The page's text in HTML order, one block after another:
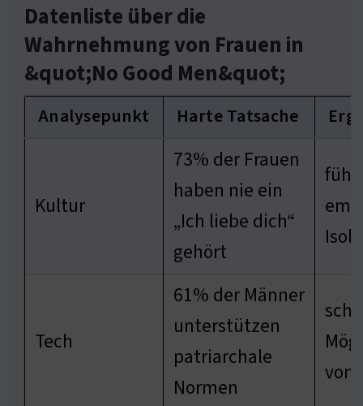
Datenliste über die
Wahrnehmung von Frauen in
&quot;No Good Men&quot;
Analysepunkt Harte Tatsache
Kultur
73% der Frauen
haben nie ein
„Ich liebe dich“
gehört
Tech
61% der Männer
unterstützen
patriarchale
Normen
von